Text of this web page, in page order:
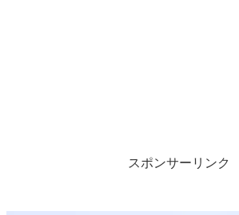
スポンサーリンク